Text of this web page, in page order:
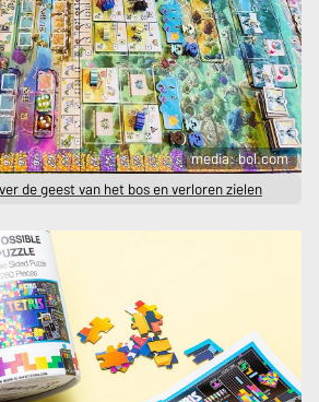
media: bol.com
de geest van het bos en verloren zielen